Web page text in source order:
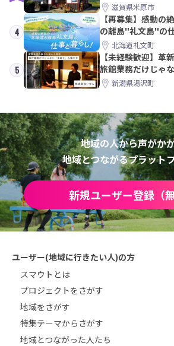
滋賀県米原市
4
【再募集】感動の
の離島"礼文島"の
北海道礼文町
5
【未経験歓迎】革
旅館業務だけじゃ
方。 株式会社いせ
新潟県湯沢町
地域の人から声がか
地域とつながるプラット
新規ユーザー登録（無
ユーザー(地域に行きたい人)の方
スマウトとは
プロジェクトをさがす
地域をさがす
特集テーマからさがす
地域とつながった人たち